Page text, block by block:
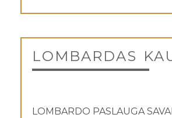
LOMBARDAS
LOMBARDO PASLAUGA